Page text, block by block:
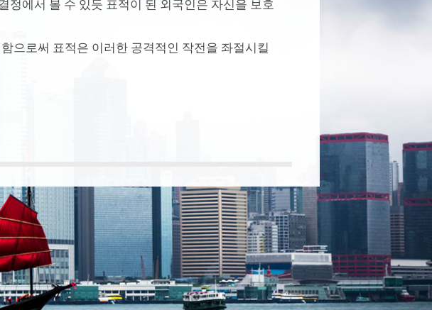
정에서 볼 수 있듯 표적이 된 외국인은 자신을 보호
으로써 표적은 이러한 공격적인 작전을 좌절시킬